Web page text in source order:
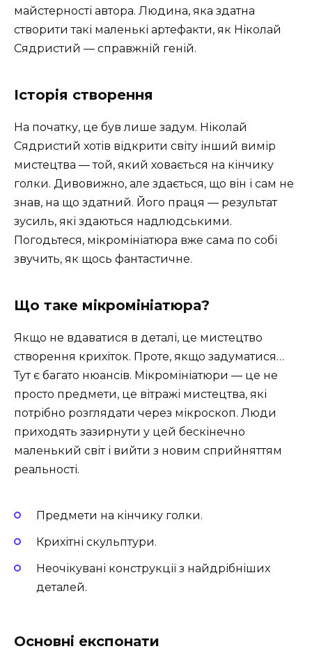
майстерності автора. Людина, яка здатна
створити такі маленькі артефакти, як Ніколай
Сядристий — справжній геній.
Історія створення
На початку, це був лише задум. Ніколай
Сядристий хотів відкрити світу інший вимір
мистецтва — той, який ховається на кінчику
голки. Дивовижно, але здається, що він і сам не
знав, на що здатний. Його праця — результат
зусиль, які здаються надлюдськими.
Погодьтеся, мікромініатюра вже сама по собі
звучить, як щось фантастичне.
Що таке мікромініатюра?
Якщо не вдаватися в деталі, це мистецтво
створення крихіток. Проте, якщо задуматися…
Тут є багато нюансів. Мікромініатюри — це не
просто предмети, це вітражі мистецтва, які
потрібно розглядати через мікроскоп. Люди
приходять зазирнути у цей бескінечно
маленький світ і вийти з новим сприйняттям
реальності.
Предмети на кінчику голки.
Крихітні скульптури.
Неочікувані конструкції з найдрібніших
деталей.
Основні експонати